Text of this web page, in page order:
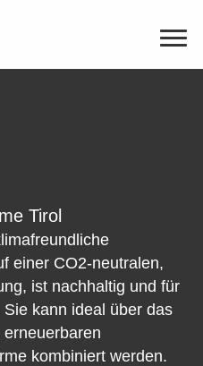
Tirol
einer CO2-neutralen,
ist nachhaltig und für
kann ideal über das
kombiniert werden.